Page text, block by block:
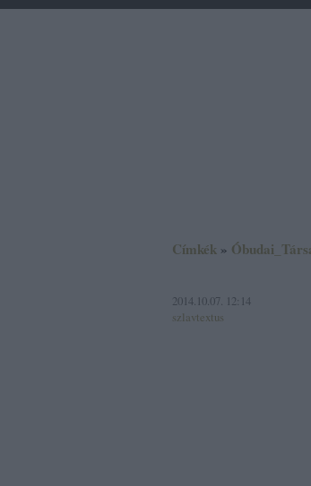
Címkék »
2014.10.07. 12:14
szlavtextus